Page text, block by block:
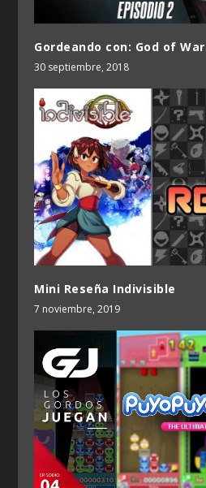
Gordeando con: God of
30 septiembre, 2018
Mini Reseña Indivisible
7 noviembre, 2019